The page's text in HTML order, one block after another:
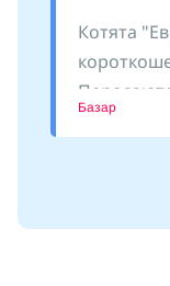
Котята
месяцев.
Базар